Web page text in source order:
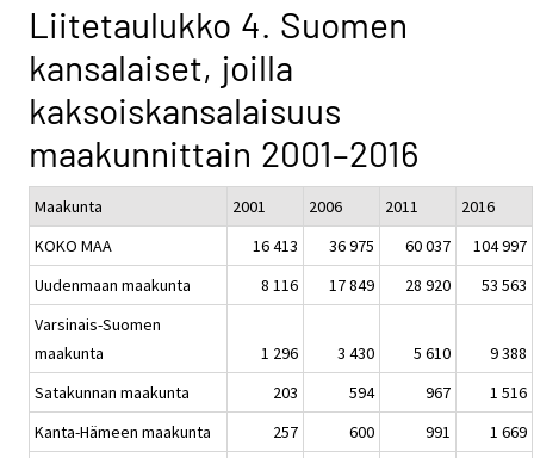
Liitetaulukko 4. Suomen
kansalaiset, joilla
kaksoiskansalaisuus
maakunnittain 2001–2016
Maakunta 2001 2006 2011
2016
KOKO MAA
16 413 36 975 60 037
104 997
Uudenmaan maakunta
8 116 17 849 28 920
53 563
Varsinais-Suomen
maakunta
1 296 3 430 5 610
9 388
Satakunnan maakunta
203 594 967
1 516
Kanta-Hämeen maakunta
257 600 991
1 669